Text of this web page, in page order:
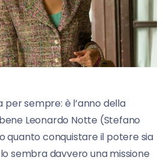
per sempre: è l’anno della
Leonardo Notte (Stefano
quanto conquistare il potere sia
sembra davvero una missione